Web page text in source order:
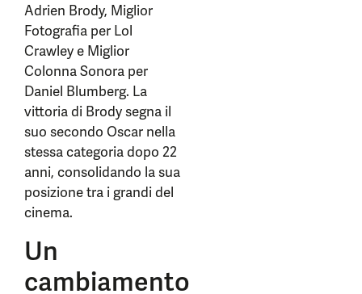
Adrien Brody, Miglior
Fotografia per Lol
Crawley e Miglior
Colonna Sonora per
Daniel Blumberg. La
vittoria di Brody segna il
suo secondo Oscar nella
stessa categoria dopo 22
anni, consolidando la sua
posizione tra i grandi del
cinema.
Un
cambiamento